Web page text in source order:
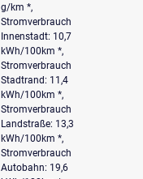
g/km *,
Stromverbrauch
Innenstadt: 10,7
kWh/100km *,
Stromverbrauch
Stadtrand: 11,4
kWh/100km *,
Stromverbrauch
Landstraße: 13,3
kWh/100km *,
Stromverbrauch
Autobahn: 19,6